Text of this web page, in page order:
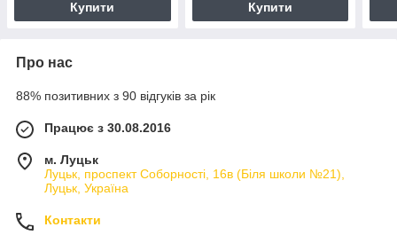
Купити Купити
Про нас
88% позитивних з 90 відгуків за рік
Працює з 30.08.2016
м. Луцьк
Луцьк, проспект Соборності, 16в (Біля школи №21),
Луцьк, Україна
Контакти